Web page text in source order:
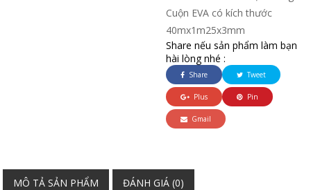
Cuộn EVA có kích thước
40mx1m25x3mm
Share nếu sản phẩm làm bạn
hài lòng nhé :
Share Tweet
Plus Pin
Gmail
MÔ TẢ SẢN PHẨM ĐÁNH GIÁ (0)